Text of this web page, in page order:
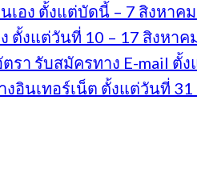
อง ตั้งแต่บัดนี้ – 7 สิงหาค
ตั้งแต่วันที่ 10 – 17 สิงหาค
า รับสมัครทาง E-mail ตั้
อินเทอร์เน็ต ตั้งแต่วันที่